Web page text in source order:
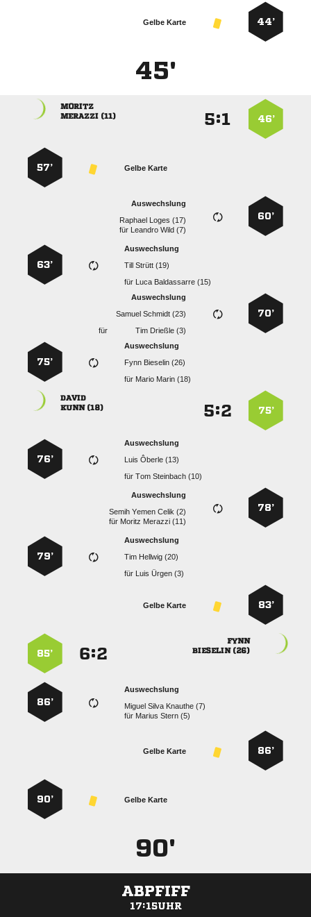
44’
Gelbe Karte
45'
46’
:

 
Gelbe Karte
57’
60’
Auswechslung
  
für   
Auswechslung
  
für   
63’
70’
Auswechslung
  
für
  
Auswechslung
  
für   
75’
75’
:

 
Auswechslung
  
für  
76’
78’
Auswechslung
   
für   
Auswechslung
  
für   
79’
83’
Gelbe Karte

 
:
85’
Auswechslung
   
für   
86’
86’
Gelbe Karte
Gelbe Karte
90’
90'
ABPFIFF
17:15UHR